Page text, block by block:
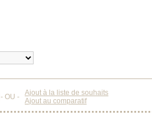
- OU -
Ajout à la liste de souhaits
Ajout au comparatif